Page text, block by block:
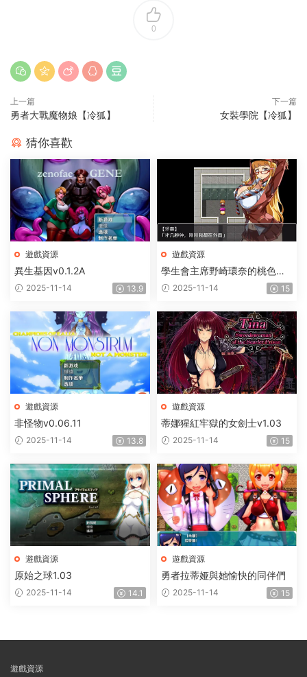
0
上一篇
勇者大戰魔物娘【冷狐】
下一篇
女裝學院【冷狐】
猜你喜歡
遊戲資源
異生基因v0.1.2A
2025-11-14 13.9
遊戲資源
學生會主席野崎環奈的桃色煩
惱 2025-11-14 15
遊戲資源
非怪物v0.06.11
2025-11-14 13.8
遊戲資源
蒂娜猩紅牢獄的女劍士v1.03
2025-11-14 15
遊戲資源
原始之球1.03
2025-11-14 14.1
遊戲資源
勇者拉蒂娅與她愉快的同伴們
2025-11-14 15
遊戲資源